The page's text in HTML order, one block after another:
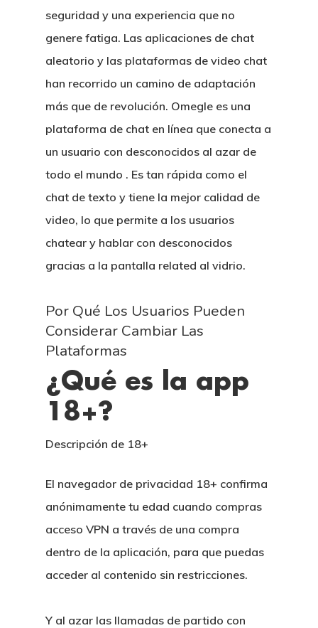
seguridad y una experiencia que no
genere fatiga. Las aplicaciones de chat
aleatorio y las plataformas de video chat
han recorrido un camino de adaptación
más que de revolución. Omegle es una
plataforma de chat en línea que conecta a
un usuario con desconocidos al azar de
todo el mundo . Es tan rápida como el
chat de texto y tiene la mejor calidad de
video, lo que permite a los usuarios
chatear y hablar con desconocidos
gracias a la pantalla related al vidrio.
Por Qué Los Usuarios Pueden
Considerar Cambiar Las
Plataformas
¿Qué es la app
18+?
Descripción de 18+
El navegador de privacidad 18+ confirma
anónimamente tu edad cuando compras
acceso VPN a través de una compra
dentro de la aplicación, para que puedas
acceder al contenido sin restricciones.
Y al azar las llamadas de partido con